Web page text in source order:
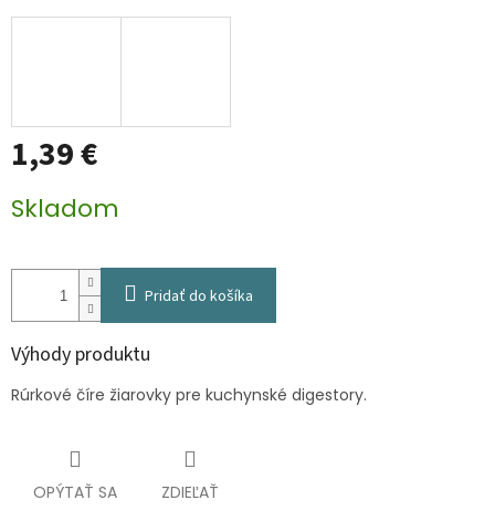
1,39 €
cena:
Skladom
Pridať do košíka
Výhody produktu
Rúrkové číre žiarovky pre kuchynské digestory.
OPÝTAŤ SA ZDIEĽAŤ